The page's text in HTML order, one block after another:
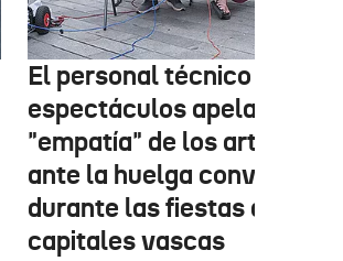
El personal técnico de
espectáculos apela a la
"empatía" de los artistas
ante la huelga convocada
durante las fiestas de las
capitales vascas